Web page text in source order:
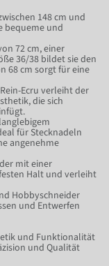
148 cm und
bequeme und
72 cm, einer
36/38 bildet sie den
68 cm sorgt für eine
Ecru verleiht der
die sich
für Stecknadeln
angenehme
mit einer
Halt und verleiht
Hobbyschneider
und Entwerfen
und Funktionalität
und Qualität